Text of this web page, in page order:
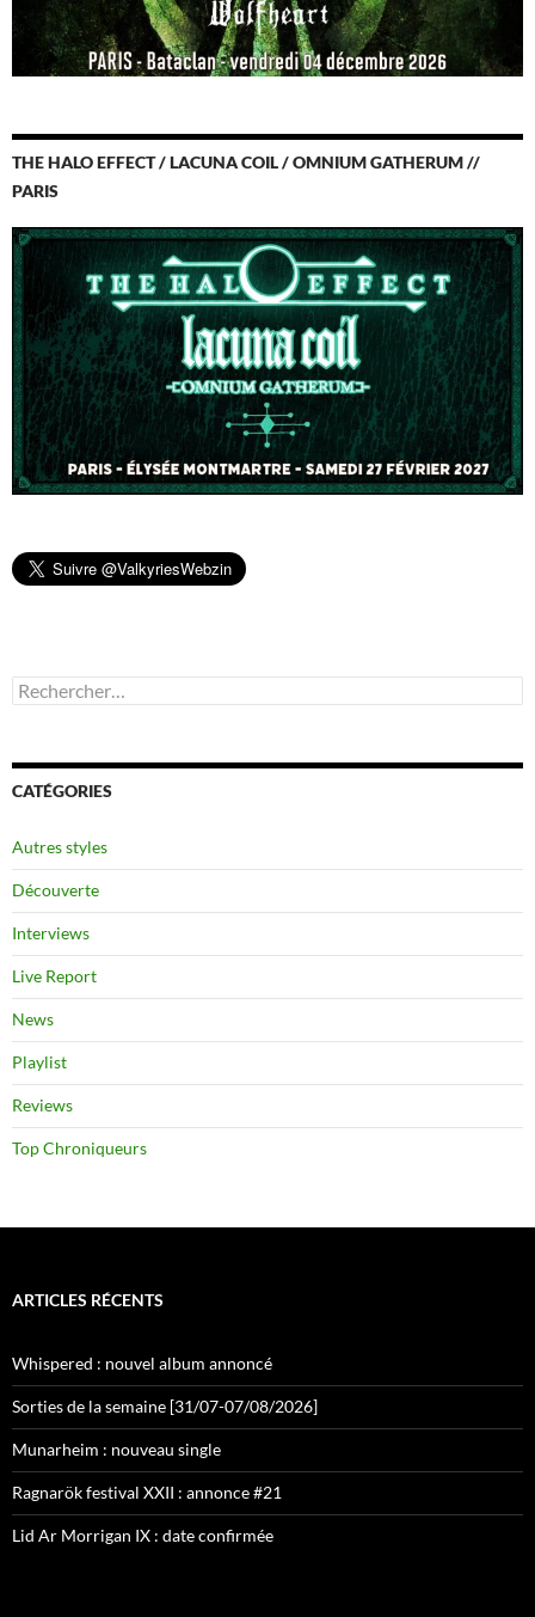
THE HALO EFFECT / LACUNA COIL / OMNIUM GATHERUM //
PARIS
Rechercher :
CATÉGORIES
Autres styles
Découverte
Interviews
Live Report
News
Playlist
Reviews
Top Chroniqueurs
ARTICLES RÉCENTS
Whispered : nouvel album annoncé
Sorties de la semaine [31/07-07/08/2026]
Munarheim : nouveau single
Ragnarök festival XXII : annonce #21
Lid Ar Morrigan IX : date confirmée